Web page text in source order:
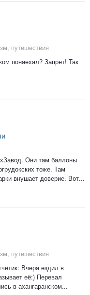
путешествия
понаехал? Запрет! Так
Они там баллоны
тоже. Там
внушает доверие. Вот...
путешествия
Вчера ездил в
её:) Перевал
в ахангаранском...